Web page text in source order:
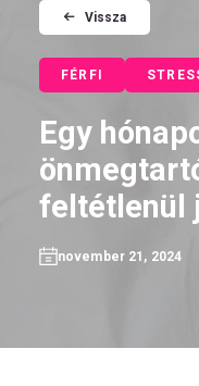
minket!
Vissza
FÉRFI
Egy
feltétlenül
november 21, 2024